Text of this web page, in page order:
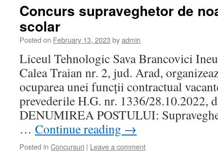
Concurs supraveghetor de
scolar
Posted on February 13, 2023 byadmin
Liceul Tehnologic Sava Brancovici
Calea Traian nr. 2, jud. Arad,
ocuparea unei funcții contractual
prevederile H.G. nr. 1336/28.10.2022,
DENUMIREA POSTULUI:
… Continue reading →
Posted in Concursuri | Leave a comment